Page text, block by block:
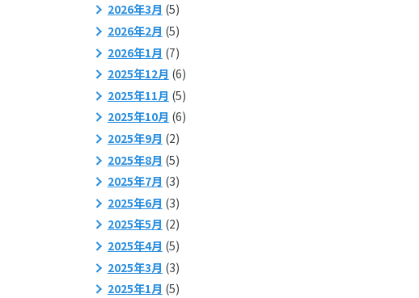
2026年3月 (5)
2026年2月 (5)
2026年1月 (7)
2025年12月 (6)
2025年11月 (5)
2025年10月 (6)
2025年9月 (2)
2025年8月 (5)
2025年7月 (3)
2025年6月 (3)
2025年5月 (2)
2025年4月 (5)
2025年3月 (3)
2025年1月 (5)